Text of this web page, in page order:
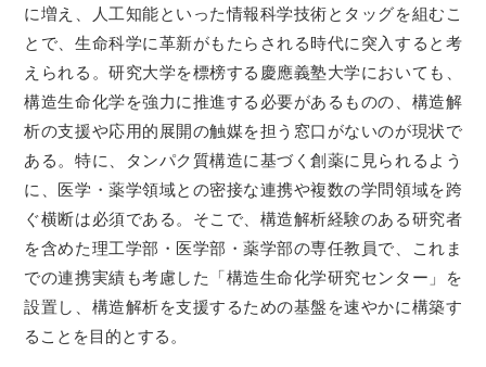
に増え、人工知能といった情報科学技術とタッグを組むこ
とで、生命科学に革新がもたらされる時代に突入すると考
えられる。研究大学を標榜する慶應義塾大学においても、
構造生命化学を強力に推進する必要があるものの、構造解
析の支援や応用的展開の触媒を担う窓口がないのが現状で
ある。特に、タンパク質構造に基づく創薬に見られるよう
に、医学・薬学領域との密接な連携や複数の学問領域を跨
ぐ横断は必須である。そこで、構造解析経験のある研究者
を含めた理工学部・医学部・薬学部の専任教員で、これま
での連携実績も考慮した「構造生命化学研究センター」を
設置し、構造解析を支援するための基盤を速やかに構築す
ることを目的とする。